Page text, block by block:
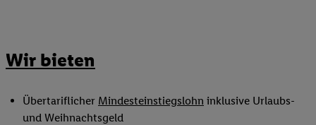
Wir bieten
Übertariflicher Mindesteinstiegslohn inklusive Urlaubs-
und Weihnachtsgeld